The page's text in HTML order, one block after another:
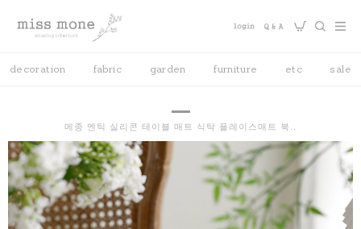
decoration fabric garden furniture etc sale
메종 엔틱 실리콘 테이블 매트 식탁 플레이스매트 북..